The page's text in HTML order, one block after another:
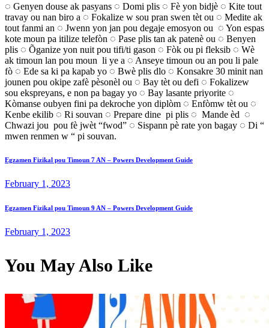
◌ Genyen douse ak pasyans ◌ Domi plis ◌ Fè yon bidjè ◌ Kite tout
travay ou nan biro a ◌ Fokalize w sou pran swen tèt ou ◌ Medite ak
tout fanmi an ◌ Jwenn yon jan pou degaje emosyon ou ◌ Yon espas
kote moun pa itilize telefòn ◌ Pase plis tan ak patenè ou ◌ Benyen
plis ◌ Õganize yon nuit pou tifi/ti gason ◌ Fòk ou pi fleksib ◌ Wè
ak timoun lan pou moun li ye a ◌ Anseye timoun ou an pou li pale
fò ◌ Ede sa ki pa kapab yo ◌ Bwè plis dlo ◌ Konsakre 30 minit nan
jounen pou okipe zafè pèsonèl ou ◌ Bay tèt ou defi ◌ Fokalizew
sou ekspreyans, e non pa bagay yo ◌ Bay lasante priyorite ◌
Kòmanse oubyen fini pa dekroche yon diplòm ◌ Enfòmw tèt ou ◌
Kenbe ekilib ◌ Ri souvan ◌ Prepare dine pi plis ◌ Mande èd ◌
Chwazi jou pou fè jwèt “fwod” ◌ Sispann pè rate yon bagay ◌ Di “
mwen renmen w “ pi souvan.
Post
navigation
Previous
Egzamen Fizikal pou Timoun 7 AN – Powers Development Guide
February 1, 2023
Next
Egzamen Fizikal pou Timoun 9 AN – Powers Development Guide
February 1, 2023
You May Also Like